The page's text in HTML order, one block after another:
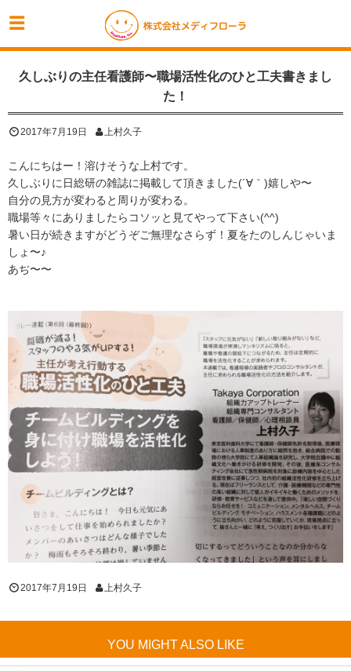
久しぶりの主任看護師〜職場活性化のひと工夫書きまし
た！
2017年7月19日 上村久子
こんにちはー！溶けそうな上村です。
久しぶりに日総研の雑誌に掲載して頂きました(´∀｀)嬉しや〜
自分の見方が変わると周りが変わる。
職場等々にありましたらコソッと見てやって下さい(^^)
暑い日が続きますがどうぞご無理なさらず！夏をたのしんじゃいま
しょ〜♪
あぢ〜〜
2017年7月19日 上村久子
YOU MIGHT ALSO LIKE